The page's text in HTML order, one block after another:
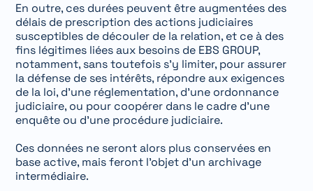
En outre, ces durées peuvent être augmentées des
délais de prescription des actions judiciaires
susceptibles de découler de la relation, et ce à des
fins légitimes liées aux besoins de EBS GROUP,
notamment, sans toutefois s’y limiter, pour assurer
la défense de ses intérêts, répondre aux exigences
de la loi, d’une réglementation, d’une ordonnance
judiciaire, ou pour coopérer dans le cadre d’une
enquête ou d’une procédure judiciaire.
Ces données ne seront alors plus conservées en
base active, mais feront l’objet d’un archivage
intermédiaire.